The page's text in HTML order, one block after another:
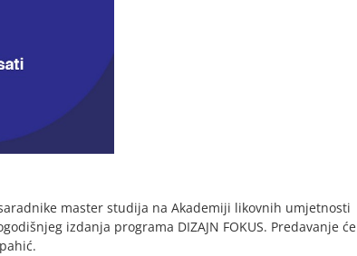
master studija na Akademiji likovnih umjetnosti
izdanja programa DIZAJN FOKUS. Predavanje će